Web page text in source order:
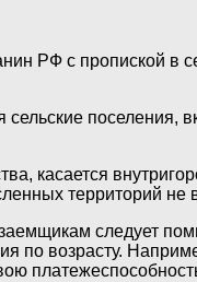
РФ с пропиской в
касается
территорий не
следует
по возрасту.